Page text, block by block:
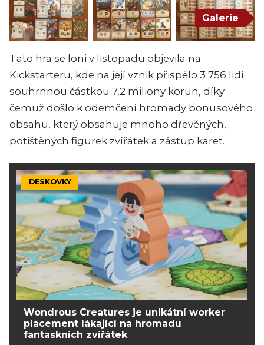
Galerie
Tato hra se loni v listopadu objevila na
Kickstarteru, kde na její vznik přispělo 3 756 lidí
souhrnnou částkou 7,2 miliony korun, díky
čemuž došlo k odemčení hromady bonusového
obsahu, který obsahuje mnoho dřevěných,
potištěných figurek zvířátek a zástup karet.
DESKOVKY
Wondrous Creatures je unikátní worker
placement lákající na hromadu
fantaskních zvířátek